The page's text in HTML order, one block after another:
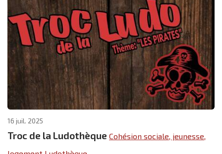
16 juil. 2025
Troc de la Ludothèque Cohésion sociale, jeunesse,